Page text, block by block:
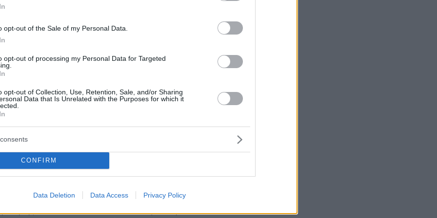
opt-out of the Sale of my Personal Data.
opt-out of processing my Personal Data for Targeted
opt-out of Collection, Use, Retention, Sale, and/or Sharing
Data that Is Unrelated with the Purposes for which it
CONFIRM
Data Deletion Data Access Privacy Policy
από την εκδήλωση
Με Τραμπ πιο
οι ελληνοαμερικανικές σχέσεις
ομοσπονδιακός βουλευτής
9
Μαλλιωτάκη και άλλοι
βουλευτές ζητούν
από τον Μπλίνκεν για τις
Τουρκίας-Χαμάς
στον ΥΠΕΞ των ΗΠΑ είναι να φανεί η
1